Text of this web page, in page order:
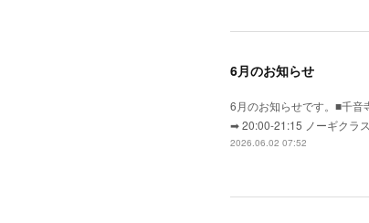
6月のお知らせ
6月のお知らせです。■千
➡ 20:00-21:15 ノーギクラ
2026.06.02 07:52